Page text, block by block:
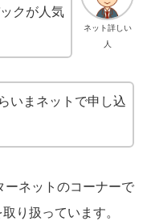
ネット詳しい
人
クが人気
いまネットで申し込
ーネットのコーナーで
り扱っています。